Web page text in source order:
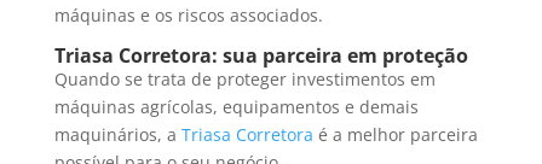
máquinas e os riscos associados.
Triasa Corretora: sua parceira em proteção
Quando se trata de proteger investimentos em
máquinas agrícolas, equipamentos e demais
maquinários, a Triasa Corretora é a melhor parceira